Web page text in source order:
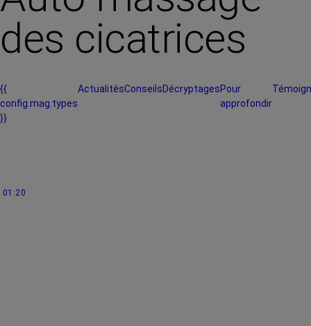
des cicatrices
{{
config.mag.types
}}
ActualitésConseilsDécryptagesPour
approfondir
01:20